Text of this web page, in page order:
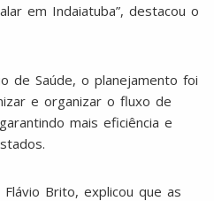
em Indaiatuba”, destacou o
de Saúde, o planejamento foi
e organizar o fluxo de
mais eficiência e
Brito, explicou que as